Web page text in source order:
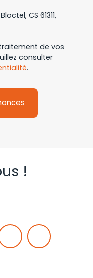
CS 61311,
de vos
consulter
.
!